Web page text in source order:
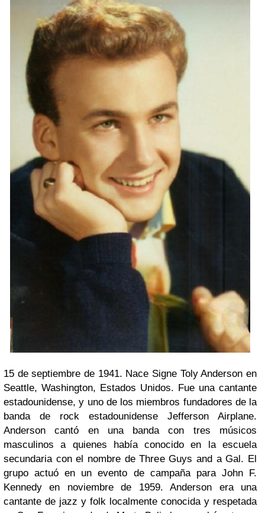
15 de septiembre de 1941. Nace Signe Toly Anderson en
Seattle, Washington, Estados Unidos. Fue una cantante
estadounidense, y uno de los miembros fundadores de la
banda de rock estadounidense Jefferson Airplane.
Anderson cantó en una banda con tres músicos
masculinos a quienes había conocido en la escuela
secundaria con el nombre de Three Guys and a Gal. El
grupo actuó en un evento de campaña para John F.
Kennedy en noviembre de 1959. Anderson era una
cantante de jazz y folk localmente conocida y respetada